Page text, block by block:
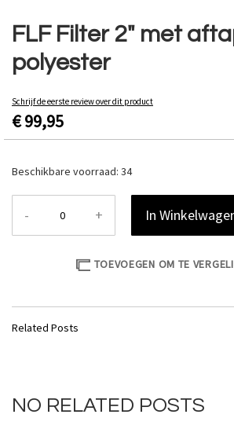
FLF Filter 2" met
polyester
Schrijf de eerste review over dit product
€ 99,95
Beschikbare voorraad: 34
- + In
TOEVOEGEN OM TE
naar
het
begin
van
afbeeldingen-
gallerij
Related Posts
NO RELATED POSTS